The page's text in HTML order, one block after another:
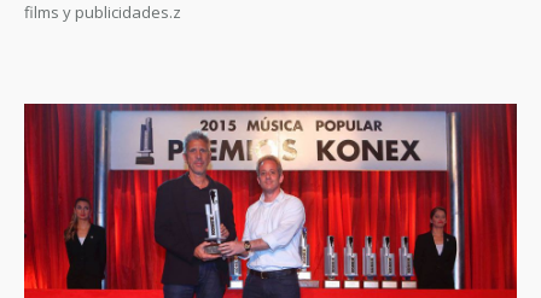
films y publicidades.z